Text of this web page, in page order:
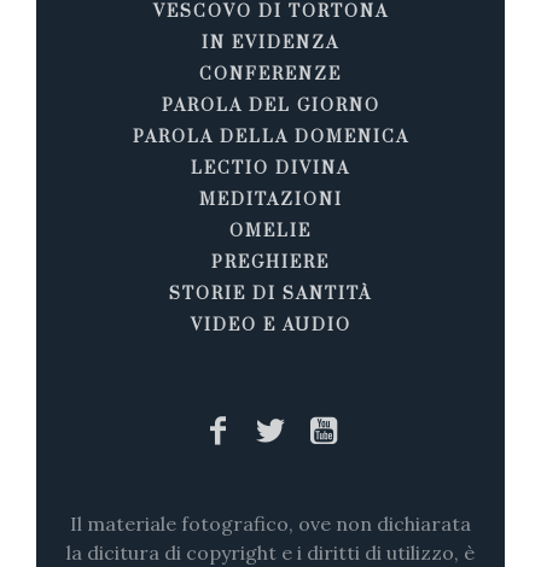
VESCOVO DI TORTONA
IN EVIDENZA
CONFERENZE
PAROLA DEL GIORNO
PAROLA DELLA DOMENICA
LECTIO DIVINA
MEDITAZIONI
OMELIE
PREGHIERE
STORIE DI SANTITÀ
VIDEO E AUDIO
Il materiale fotografico, ove non dichiarata
la dicitura di copyright e i diritti di utilizzo, è